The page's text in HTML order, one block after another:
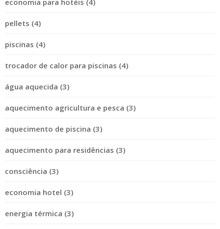
economia para hotéis (4)
pellets (4)
piscinas (4)
trocador de calor para piscinas (4)
água aquecida (3)
aquecimento agricultura e pesca (3)
aquecimento de piscina (3)
aquecimento para residências (3)
consciência (3)
economia hotel (3)
energia térmica (3)